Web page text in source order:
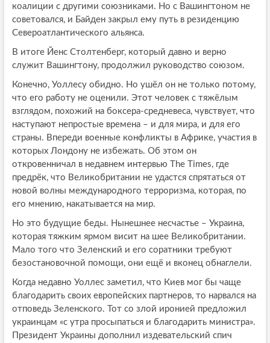
коалиции с другими союзниками. Но с Вашингтоном не
советовался, и Байден закрыл ему путь в резиденцию
Североатлантического альянса.
В итоге Йенс Столтенберг, который давно и верно
служит Вашингтону, продолжил руководство союзом.
Конечно, Уоллесу обидно. Но ушёл он не только потому,
что его работу не оценили. Этот человек с тяжёлым
взглядом, похожий на боксера-средневеса, чувствует, что
наступают непростые времена – и для мира, и для его
страны. Впереди военные конфликты в Африке, участия в
которых Лондону не избежать. Об этом он
откровенничал в недавнем интервью The Times, где
предрёк, что Великобритании не удастся спрятаться от
новой волны международного терроризма, которая, по
его мнению, накатывается на мир.
Но это будущие беды. Нынешнее несчастье – Украина,
которая тяжким ярмом висит на шее Великобритании.
Мало того что Зеленский и его соратники требуют
безостановочной помощи, они ещё и вконец обнаглели.
Когда недавно Уоллес заметил, что Киев мог бы чаще
благодарить своих европейских партнеров, то нарвался на
отповедь Зеленского. Тот со злой иронией предложил
украинцам «с утра просыпаться и благодарить министра».
Президент Украины дополнил издевательский спич